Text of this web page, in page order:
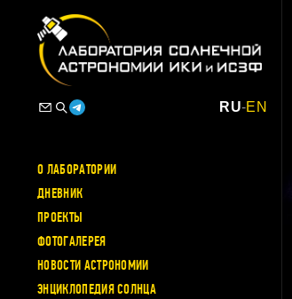
RU-EN
О ЛАБОРАТОРИИ
ДНЕВНИК
ПРОЕКТЫ
ФОТОГАЛЕРЕЯ
НОВОСТИ АСТРОНОМИИ
ЭНЦИКЛОПЕДИЯ СОЛНЦА